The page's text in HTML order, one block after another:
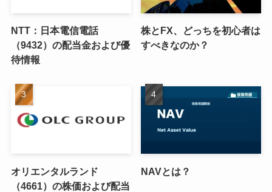
NTT：日本電信電話
（9432）の配当金および優
待情報
株とFX、どっちを初心者は
すべきなのか？
オリエンタルランド
（4661）の株価および配当
NAVとは？